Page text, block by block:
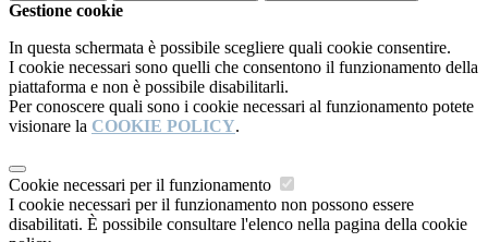
Gestione cookie
In questa schermata è possibile scegliere quali cookie consentire.
I cookie necessari sono quelli che consentono il funzionamento della
piattaforma e non è possibile disabilitarli.
Per conoscere quali sono i cookie necessari al funzionamento potete
visionare la COOKIE POLICY.
Cookie necessari per il funzionamento
I cookie necessari per il funzionamento non possono essere
disabilitati. È possibile consultare l'elenco nella pagina della cookie